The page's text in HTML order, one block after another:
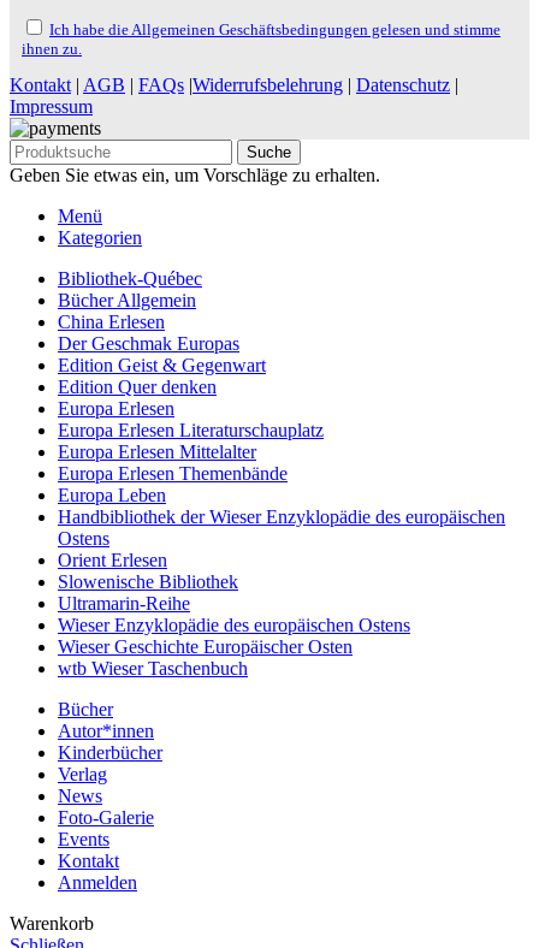
Ich habe die Allgemeinen Geschäftsbedingungen gelesen und stimme
ihnen zu.
Kontakt | AGB | FAQs |Widerrufsbelehrung | Datenschutz |
Impressum
Suche
Geben Sie etwas ein, um Vorschläge zu erhalten.
Menü
Kategorien
Bibliothek-Québec
Bücher Allgemein
China Erlesen
Der Geschmak Europas
Edition Geist & Gegenwart
Edition Quer denken
Europa Erlesen
Europa Erlesen Literaturschauplatz
Europa Erlesen Mittelalter
Europa Erlesen Themenbände
Europa Leben
Handbibliothek der Wieser Enzyklopädie des europäischen
Ostens
Orient Erlesen
Slowenische Bibliothek
Ultramarin-Reihe
Wieser Enzyklopädie des europäischen Ostens
Wieser Geschichte Europäischer Osten
wtb Wieser Taschenbuch
Bücher
Autor*innen
Kinderbücher
Verlag
News
Foto-Galerie
Events
Kontakt
Anmelden
Warenkorb